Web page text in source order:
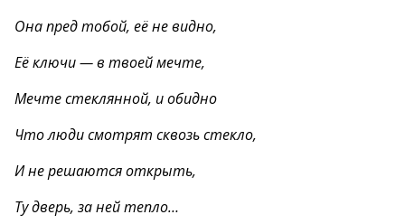
Она пред тобой, её не видно,
Её ключи — в твоей мечте,
Мечте стеклянной, и обидно
Что люди смотрят сквозь стекло,
И не решаются открыть,
Ту дверь, за ней тепло…